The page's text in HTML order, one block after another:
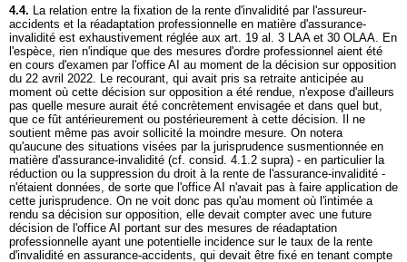
4.4. La relation entre la fixation de la rente d'invalidité par l'assureur-
accidents et la réadaptation professionnelle en matière d'assurance-
invalidité est exhaustivement réglée aux art. 19 al. 3 LAAet 30 OLAA. En
l'espèce, rien n'indique que des mesures d'ordre professionnel aient été
en cours d'examen par l'office AI au moment de la décision sur opposition
du 22 avril 2022. Le recourant, qui avait pris sa retraite anticipée au
moment où cette décision sur opposition a été rendue, n'expose d'ailleurs
pas quelle mesure aurait été concrètement envisagée et dans quel but,
que ce fût antérieurement ou postérieurement à cette décision. Il ne
soutient même pas avoir sollicité la moindre mesure. On notera
qu'aucune des situations visées par la jurisprudence susmentionnée en
matière d'assurance-invalidité (cf. consid. 4.1.2 supra) - en particulier la
réduction ou la suppression du droit à la rente de l'assurance-invalidité -
n'étaient données, de sorte que l'office AI n'avait pas à faire application de
cette jurisprudence. On ne voit donc pas qu'au moment où l'intimée a
rendu sa décision sur opposition, elle devait compter avec une future
décision de l'office AI portant sur des mesures de réadaptation
professionnelle ayant une potentielle incidence sur le taux de la rente
d'invalidité en assurance-accidents, qui devait être fixé en tenant compte